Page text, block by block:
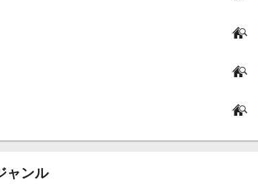
ャンル